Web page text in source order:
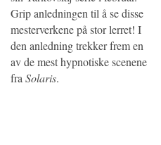
Grip anledningen til å se disse
mesterverkene på stor lerret! I
den anledning trekker frem en
av de mest hypnotiske scenene
fra Solaris.